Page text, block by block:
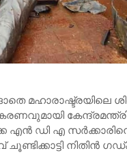
മഹാരാഷ്ട്രയിലെ
എന്‍ ഡി എ
ചൂണ്ടിക്കാട്ടി നിതിന്‍